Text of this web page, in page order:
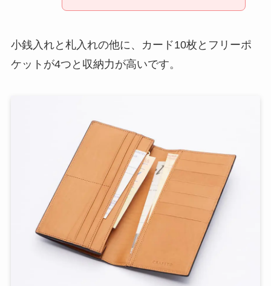
小銭入れと札入れの他に、カード10枚とフリーポ
ケットが4つと収納力が高いです。